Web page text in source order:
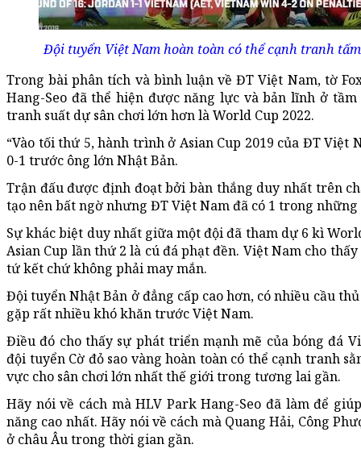
Đội tuyển Việt Nam hoàn toàn có thể cạnh tranh
Trong bài phân tích và bình luận về ĐT Việt Nam, tờ
Hang-Seo đã thể hiện được năng lực và bản lĩnh ở
tranh suất dự sân chơi lớn hơn là World Cup 2022.
“Vào tối thứ 5, hành trình ở Asian Cup 2019 của ĐT
0-1 trước ông lớn Nhật Bản.
Trận đấu được định đoạt bởi bàn thắng duy nhất trên
tạo nên bất ngờ nhưng ĐT Việt Nam đã có 1 trong
Sự khác biệt duy nhất giữa một đội đã tham dự 6 kì
Asian Cup lần thứ 2 là cú đá phạt đền. Việt Nam cho
tứ kết chứ không phải may mắn.
Đội tuyển Nhật Bản ở đẳng cấp cao hơn, có nhiều cầu
gặp rất nhiều khó khăn trước Việt Nam.
Điều đó cho thấy sự phát triển mạnh mẽ của bóng đá
đội tuyển Cờ đỏ sao vàng hoàn toàn có thể cạnh tranh
vực cho sân chơi lớn nhất thế giới trong tương lai gần.
Hãy nói về cách mà HLV Park Hang-Seo đã làm để
năng cao nhất. Hãy nói về cách mà Quang Hải, Công
ở châu Âu trong thời gian gần.